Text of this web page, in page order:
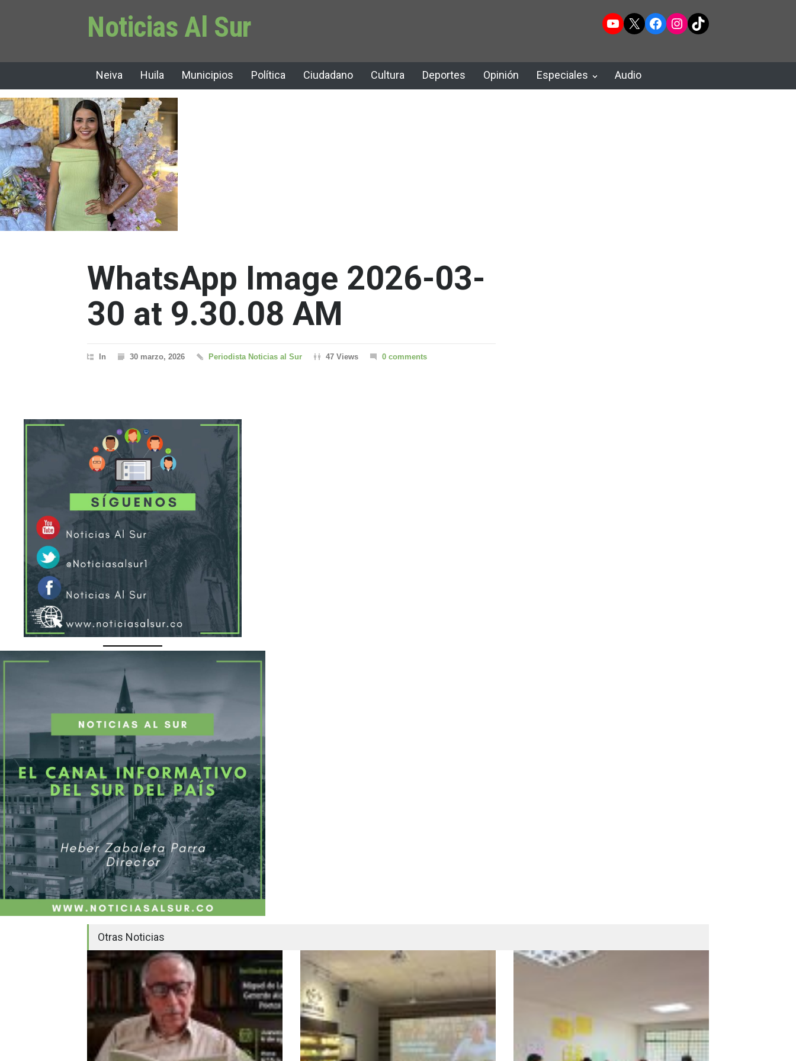
Noticias Al Sur YouTube
X Facebook
Instagram
TikTok
Neiva Huila Municipios Política Ciudadano Cultura Deportes Opinión Especiales Audio
WhatsApp Image 2026-03-
30 at 9.30.08 AM
In 30 marzo, 2026 Periodista Noticias al Sur 47 Views 0 comments
Otras Noticias